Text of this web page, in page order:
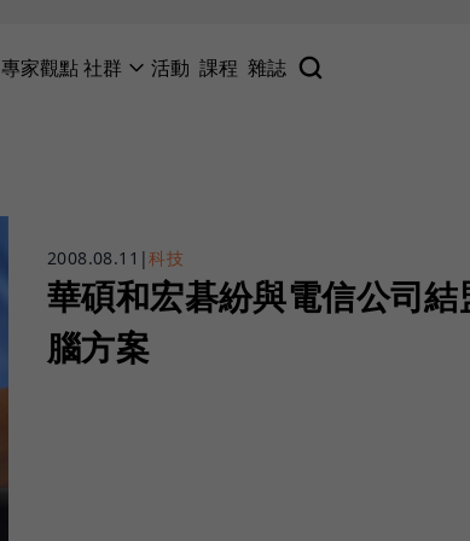
專家觀點社群 活動 課程 雜誌
2008.08.11 |科技
華碩和宏碁紛與電信公司
腦方案